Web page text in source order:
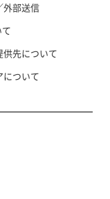
外部送信
供先について
について